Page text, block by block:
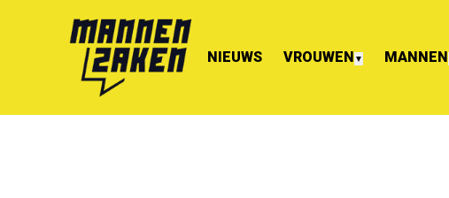
NIEUWS VROUWEN ▼ MANNEN